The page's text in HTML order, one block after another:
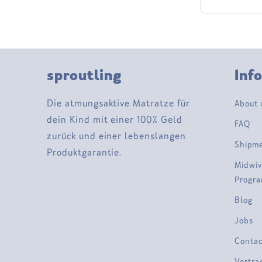
sproutling
Die atmungsaktive Matratze für
dein Kind mit einer 100% Geld
zurück und einer lebenslangen
Produktgarantie.
About
FAQ
Blog
Jobs